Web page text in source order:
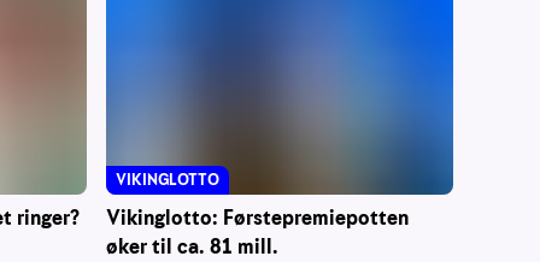
ringer?
Vikinglotto: Førstepremiepotten
øker til ca. 81 mill.
VIKINGLOTTO